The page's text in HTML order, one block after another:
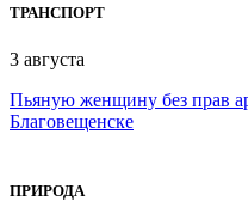
ТРАНСПОРТ
3 августа
Пьяную женщину без прав
Благовещенске
ПРИРОДА